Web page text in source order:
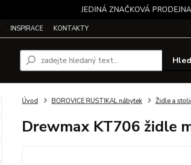
JEDINÁ ZNAČKOVÁ
INSPIRACE KONTAKTY
Úvod BOROVICE RUSTIKAL nábytek Židle a
Drewmax KT706 židle